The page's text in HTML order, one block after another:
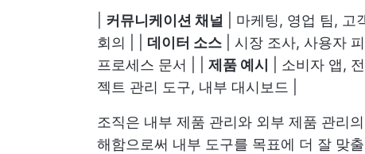
커뮤니케이션 채널
| 마케팅, 영업 팀, 고
회의 | | 데이터 소스 | 시장 조사, 사용자
프로세스 문서 | | 제품 예시
| 소비자 앱,
젝트 관리 도구, 내부 대시보드 |
조직은 내부 제품 관리와 외부 제품 관리
해함으로써 내부 도구를 목표에 더 잘 맞